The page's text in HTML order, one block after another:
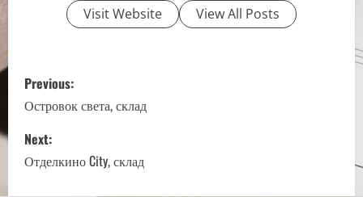
Visit Website View All Posts
P
o
s
t
Previous:
Островок света, склад
Next:
Отделкино City, склад